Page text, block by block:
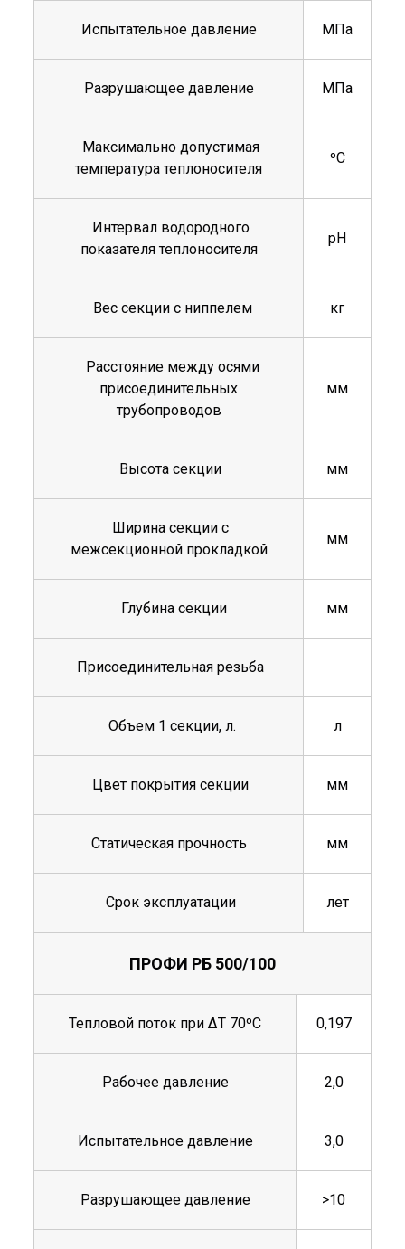
Испытательное давление МПа
Разрушающее давление МПа
Максимально допустимая
температура теплоносителя
ºС
Интервал водородного
показателя теплоносителя
рН
Вес секции с ниппелем кг
Расстояние между осями
присоединительных
трубопроводов
мм
Высота секции мм
Ширина секции с
межсекционной прокладкой
мм
Глубина секции мм
Присоединительная резьба
Объем 1 секции, л. л
Цвет покрытия секции мм
Статическая прочность мм
Срок эксплуатации лет
ПРОФИ РБ 500/100
Тепловой поток при ΔТ 70ºС 0,197
Рабочее давление 2,0
Испытательное давление 3,0
Разрушающее давление >10